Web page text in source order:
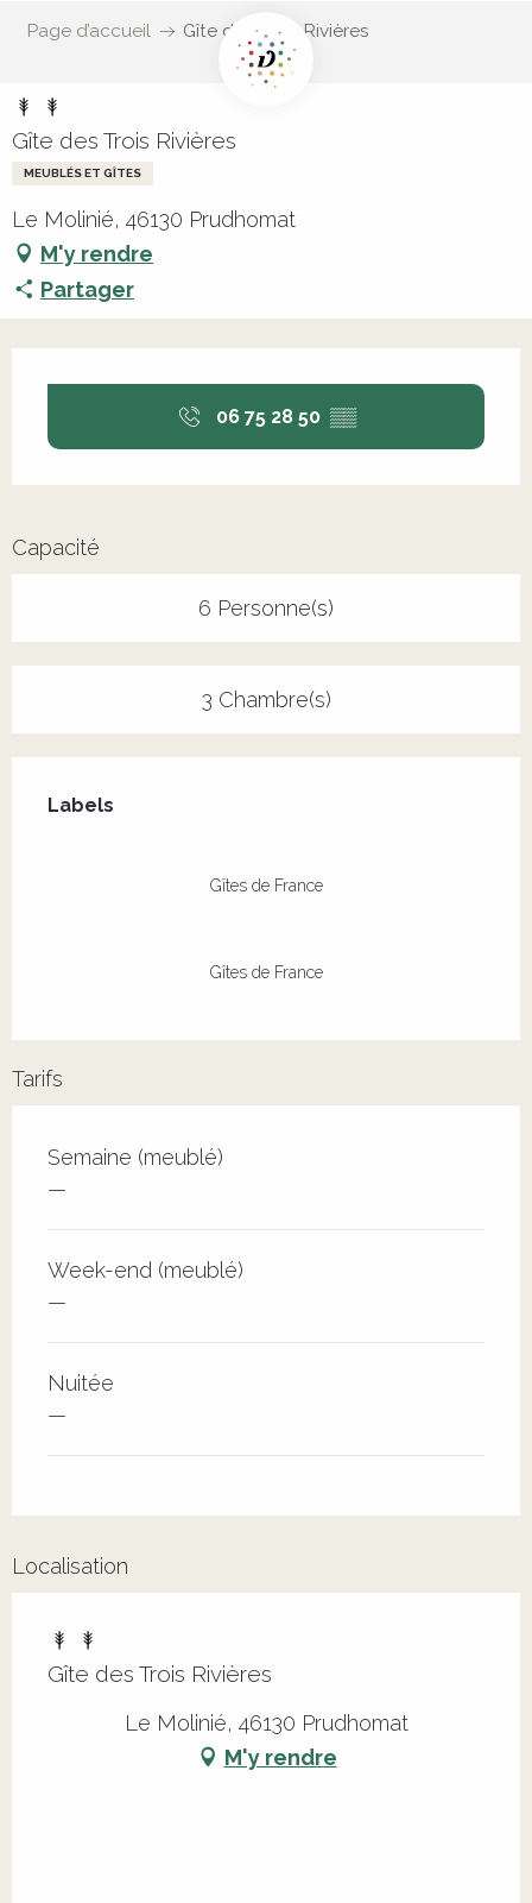
Page d’accueil Gîte des Trois Rivières
Gîte des Trois Rivières
MEUBLÉS ET GÎTES
Le Molinié, 46130 Prudhomat
M'y rendre
Partager
06 75 28 50 ▒▒
Capacité
6 Personne(s)
3 Chambre(s)
Labels
Labels
Gîtes de France
Gîtes de France
Tarifs
Tarifs 2026
Semaine (meublé)
—
Week-end (meublé)
—
Nuitée
—
Localisation
Gîte des Trois Rivières
Le Molinié, 46130 Prudhomat
M'y rendre